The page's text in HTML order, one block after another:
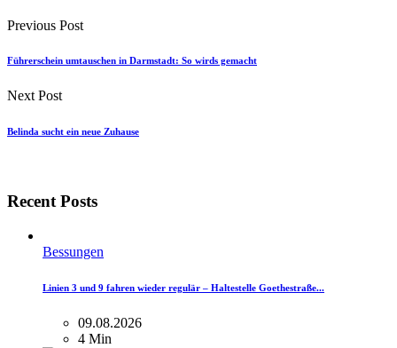
Previous Post
Führerschein umtauschen in Darmstadt: So wirds gemacht
Next Post
Belinda sucht ein neue Zuhause
Recent Posts
Bessungen
Linien 3 und 9 fahren wieder regulär – Haltestelle Goethestraße...
09.08.2026
4 Min